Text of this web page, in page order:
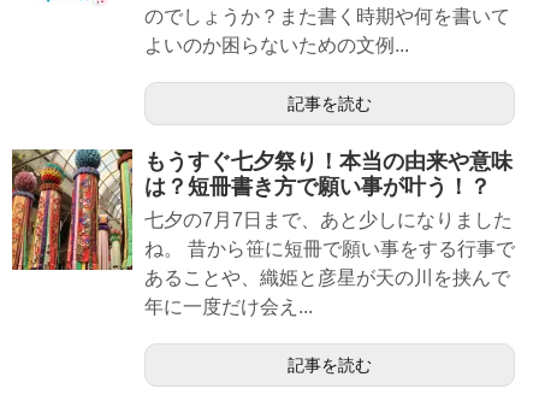
のでしょうか？また書く時期や何を書いて
よいのか困らないための文例...
記事を読む
もうすぐ七夕祭り！本当の由来や意味
は？短冊書き方で願い事が叶う！？
七夕の7月7日まで、あと少しになりました
ね。 昔から笹に短冊で願い事をする行事で
あることや、織姫と彦星が天の川を挟んで
年に一度だけ会え...
記事を読む